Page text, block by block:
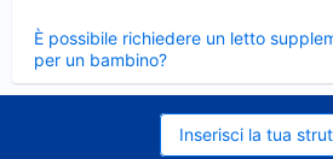
È possibile richiedere un letto
per un bambino?
Elemento
chiuso
Inserisci la tua